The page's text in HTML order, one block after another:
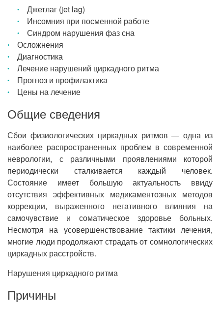
Джетлаг (jet lag)
Инсомния при посменной работе
Синдром нарушения фаз сна
Осложнения
Диагностика
Лечение нарушений циркадного ритма
Прогноз и профилактика
Цены на лечение
Общие сведения
Сбои физиологических циркадных ритмов — одна из
наиболее распространенных проблем в современной
неврологии, с различными проявлениями которой
периодически сталкивается каждый человек.
Состояние имеет большую актуальность ввиду
отсутствия эффективных медикаментозных методов
коррекции, выраженного негативного влияния на
самочувствие и соматическое здоровье больных.
Несмотря на усовершенствование тактики лечения,
многие люди продолжают страдать от сомнологических
циркадных расстройств.
Нарушения циркадного ритма
Причины